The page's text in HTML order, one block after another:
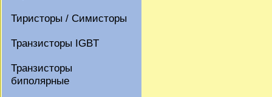
Тиристоры / Симисторы
Транзисторы IGBT
Транзисторы
биполярные